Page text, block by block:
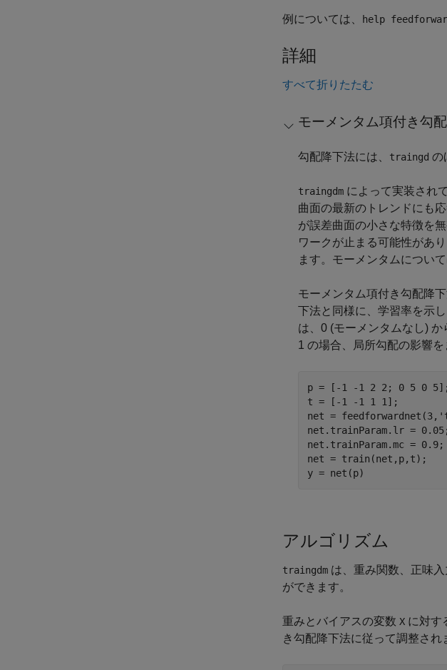
例については、 help
詳細
すべて折りたたむ
モーメンタム項付き勾
勾配降下法には、 traingd の
traingdm によって実装され
曲面の最新のトレンドにも
が誤差曲面の小さな特徴を
ワークが止まる可能性があ
ます。モーメンタムについ
モーメンタム項付き勾配降
下法と同様に、学習率を示
は、0 (モーメンタムなし)
1 の場合、局所勾配の影響
p = [-1 -1 2 2; 0 5 0 5];
t = [-1 -1 1 1];
net =
net.trainParam.lr = 0.05;
net.trainParam.mc = 0.9;
net = train(net,p,t);
アルゴリズム
traingdm は、重み関数、正味
ができます。
重みとバイアスの変数 X に対す
き勾配降下法に従って調整され